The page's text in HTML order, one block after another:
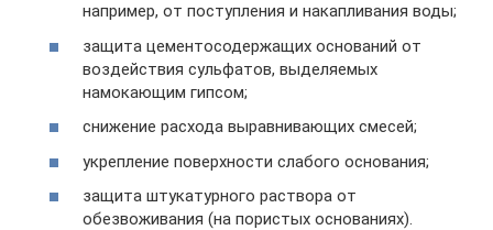
например, от поступления и накапливания воды;
защита цементосодержащих оснований от
воздействия сульфатов, выделяемых
намокающим гипсом;
снижение расхода выравнивающих смесей;
укрепление поверхности слабого основания;
защита штукатурного раствора от
обезвоживания (на пористых основаниях).